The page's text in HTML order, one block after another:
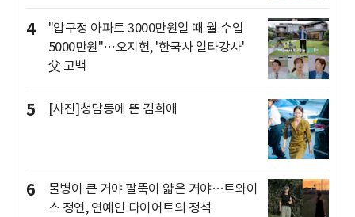
4
"압구정 아파트 3000만원일 때 월 수입
5000만원"…오지헌, '한국사 일타강사'
父 고백
5 [사진]청담동에 뜬 김희애
6
물병이 큰 거야 팔뚝이 얇은 거야…트와이
스 정연, 연예인 다이어트의 정석